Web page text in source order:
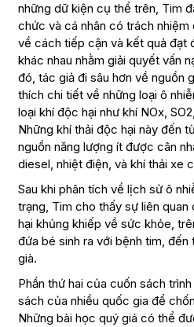
những dữ kiện cụ thể trên, Tim
chức và cá nhân có trách nhiệm
về cách tiếp cận và kết quả đạt
khác nhau nhằm giải quyết vấn
đó, tác giả đi sâu hơn về nguồn
thích chi tiết về những loại ô
loại khí độc hại như khí NOx,
Những khí thải độc hại này đến
nguồn năng lượng ít được cân
diesel, nhiệt điện, và khí thải xe
Sau khi phân tích về lịch sử ô
trạng, Tim cho thấy sự liên
hại khủng khiếp về sức khỏe,
đứa bé sinh ra với bệnh tim,
già.
Phần thứ hai của cuốn sách
sách của nhiều quốc gia để
Những bài học quý giá có thể